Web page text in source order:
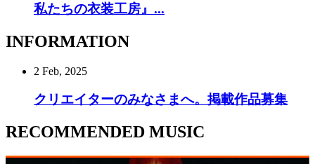
私たちの衣装工房』...
INFORMATION
2 Feb, 2025
クリエイターのみなさまへ。掲載作品募集
RECOMMENDED MUSIC